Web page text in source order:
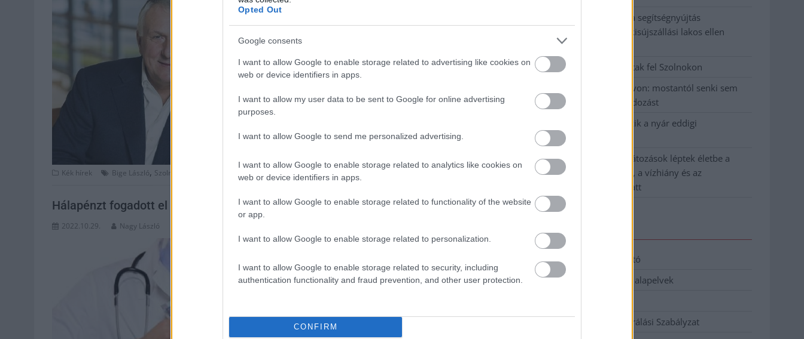
Opted Out
Google consents
I want to allow Google to enable storage related to advertising like cookies on
web or device identifiers in apps.
I want to allow my user data to be sent to Google for online advertising
purposes.
I want to allow Google to send me personalized advertising.
I want to allow Google to enable storage related to analytics like cookies on
web or device identifiers in apps.
I want to allow Google to enable storage related to functionality of the website
or app.
I want to allow Google to enable storage related to personalization.
I want to allow Google to enable storage related to security, including
authentication functionality and fraud prevention, and other user protection.
CONFIRM
a bíróság.
Kék hírek Bige László, Szolnok vesztegetés
Hálapénzt fogadott el egy orvos, őrizetbe vették
2022.10.29. Nagy László
A Győr-Moson-Sopron Megyei Rendőr-
bűntett gyanúja miatt. A rendőrség a Petz
Aladár Egyetemi Kórház egyik főorvosa ellen
szerint az elmúlt időszakban több betegétől
Tragédiába torkollott a segítségnyújtás
elmulasztása, három kisújszállási lakos ellen
emeltek vádat
Hatalmas lángok csaptak fel Szolnokon
Vízitraffipax a Tisza-tavon: mostantól senki sem
úszhatja meg a száguldozást
Szolnokra is megérkezik a nyár eddigi
legkeményebb napja
Már Szolnokon is korlátozások léptek életbe a
tartós hatalmas hőség, a vízhiány és az
áramtakarékosság miatt
Adatkezelési tájékoztató
Etikai és függetlenségi alapelvek
Hozzászólási és Moderálási Szabályzat